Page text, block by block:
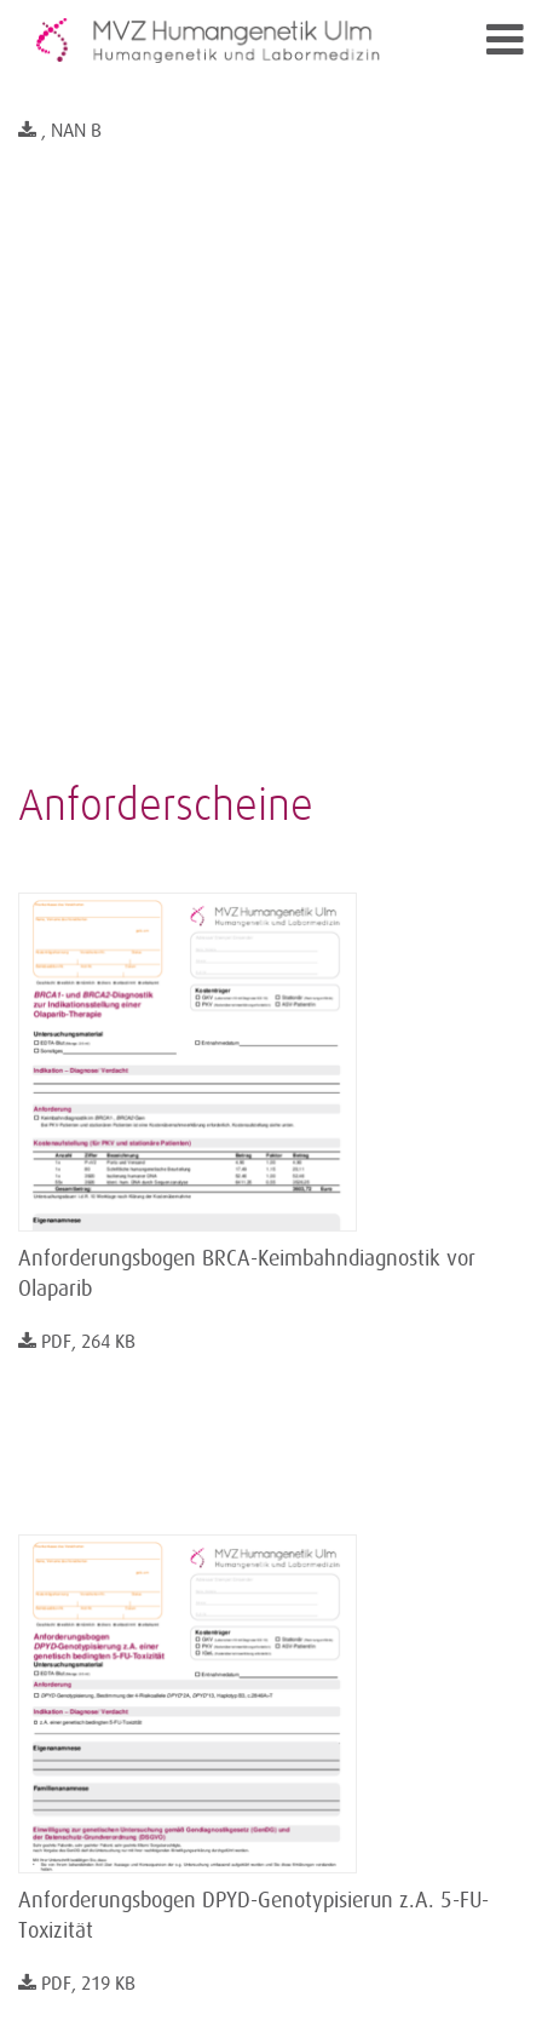
, NAN B
Anforderscheine
Anforderungsbogen BRCA-Keimbahndiagnostik vor
Olaparib
PDF, 264 KB
Anforderungsbogen DPYD-Genotypisierun z.A. 5-FU-
Toxizität
PDF, 219 KB